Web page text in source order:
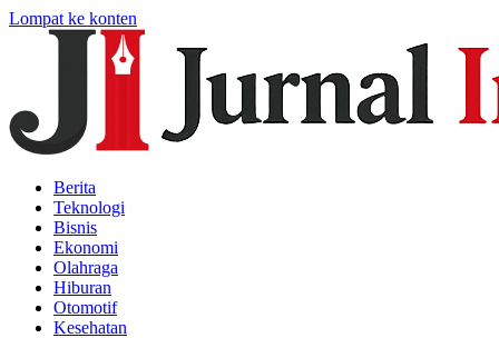
Lompat ke konten
Berita
Teknologi
Bisnis
Ekonomi
Olahraga
Hiburan
Otomotif
Kesehatan